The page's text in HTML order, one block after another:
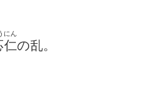
仁
にん
の乱。